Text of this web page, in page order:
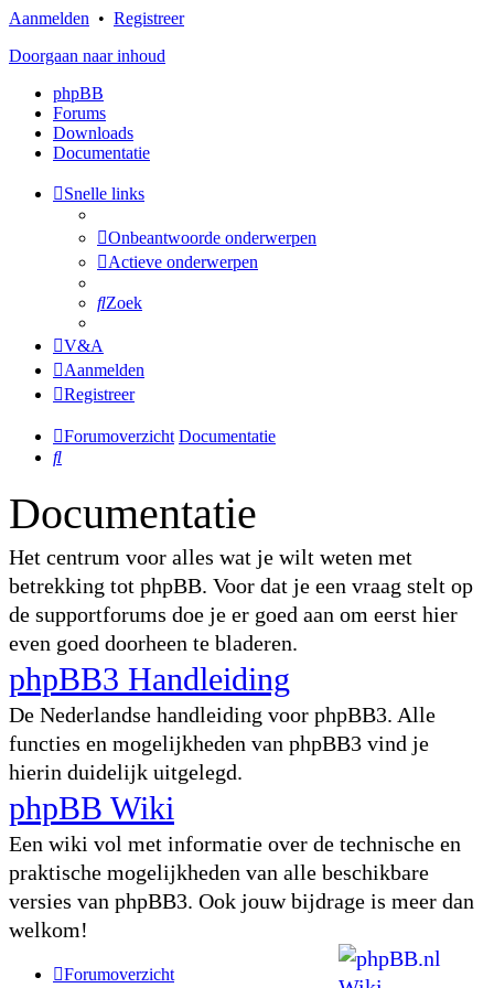
Aanmelden • Registreer
Doorgaan naar inhoud
phpBB
Forums
Downloads
Documentatie
Snelle links
Onbeantwoorde onderwerpen
Actieve onderwerpen
Zoek
V&A
Aanmelden
Registreer
Forumoverzicht Documentatie
Zoek
Documentatie
Het centrum voor alles wat je wilt weten met
betrekking tot phpBB. Voor dat je een vraag stelt op
de supportforums doe je er goed aan om eerst hier
even goed doorheen te bladeren.
phpBB3 Handleiding
De Nederlandse handleiding voor phpBB3. Alle
functies en mogelijkheden van phpBB3 vind je
hierin duidelijk uitgelegd.
phpBB Wiki
Een wiki vol met informatie over de technische en
praktische mogelijkheden van alle beschikbare
versies van phpBB3. Ook jouw bijdrage is meer dan
welkom!
Forumoverzicht